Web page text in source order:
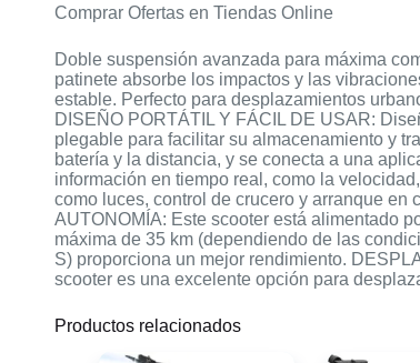
Comprar Ofertas en Tiendas Online
Doble suspensión avanzada para máxima
patinete absorbe los impactos y las
estable. Perfecto para desplazamientos
DISEÑO PORTÁTIL Y FÁCIL DE USAR:
plegable para facilitar su almacenamiento y
batería y la distancia, y se conecta a una
información en tiempo real, como la
como luces, control de crucero y arranque en
AUTONOMÍA: Este scooter está alimentado
máxima de 35 km (dependiendo de las
S) proporciona un mejor rendimiento.
scooter es una excelente opción para
Productos relacionados